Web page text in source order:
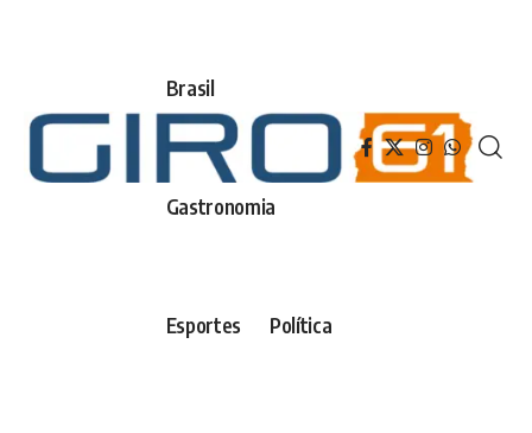
Brasil
Gastronomia
Esportes Política